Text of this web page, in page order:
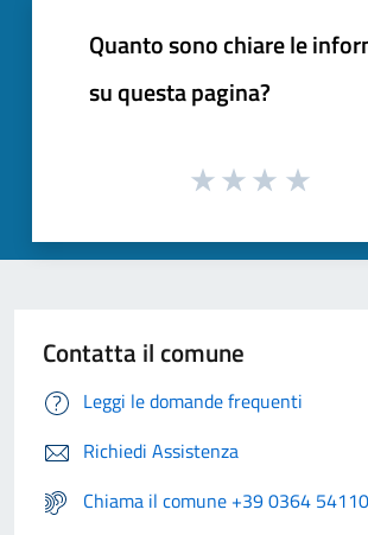
Quanto sono chiare le
su questa pagina?
Contatta il comune
Leggi le domande frequenti
Richiedi Assistenza
Chiama il comune +39 0364